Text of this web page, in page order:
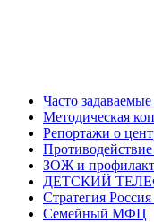
Часто
Методическая
Репортажи о
ЗОЖ и
ДЕТСКИЙ
Стратегия
Семейный МФЦ